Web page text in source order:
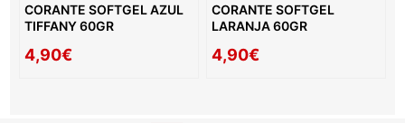
CORANTE SOFTGEL AZUL
TIFFANY 60GR
4,90€
CORANTE SOFTGEL
LARANJA 60GR
4,90€